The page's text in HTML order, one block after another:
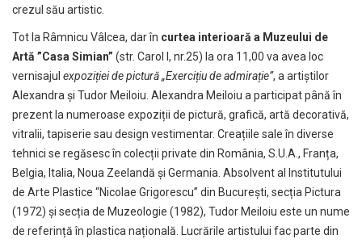
crezul său artistic.
Tot la Râmnicu Vâlcea, dar în curtea interioară a Muzeului de
Artă ”Casa Simian” (str. Carol I, nr.25) la ora 11,00 va avea loc
vernisajul expoziției de pictură „Exercițiu de admirație”, a artiștilor
Alexandra și Tudor Meiloiu. Alexandra Meiloiu a participat până în
prezent la numeroase expoziții de pictură, grafică, artă decorativă,
vitralii, tapiserie sau design vestimentar. Creațiile sale în diverse
tehnici se regăsesc în colecții private din România, S.U.A., Franța,
Belgia, Italia, Noua Zeelandă și Germania. Absolvent al Institutului
de Arte Plastice “Nicolae Grigorescu” din București, secția Pictura
(1972) și secția de Muzeologie (1982), Tudor Meiloiu este un nume
de referință în plastica națională. Lucrările artistului fac parte din